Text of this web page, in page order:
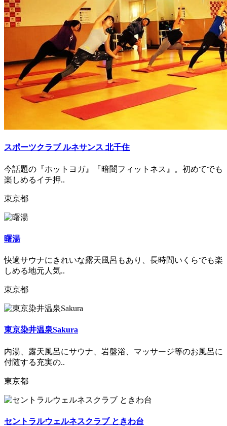
スポーツクラブ ルネサンス 北千住
今話題の『ホットヨガ』『暗闇フィットネス』。初めてでも
楽しめるイチ押..
東京都
曙湯
快適サウナにきれいな露天風呂もあり、長時間いくらでも楽
しめる地元人気..
東京都
東京染井温泉Sakura
内湯、露天風呂にサウナ、岩盤浴、マッサージ等のお風呂に
付随する充実の..
東京都
セントラルウェルネスクラブ ときわ台